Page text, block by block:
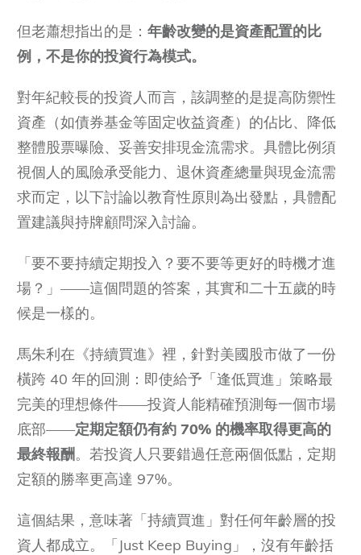
但老蕭想指出的是： 年齡改變的是資產配置的比
例，不是你的投資行為模式。
對年紀較長的投資人而言，該調整的是提高防禦性
資產（如債券基金等固定收益資產）的佔比、降低
整體股票曝險、妥善安排現金流需求。具體比例須
視個人的風險承受能力、退休資產總量與現金流需
求而定，以下討論以教育性原則為出發點，具體配
置建議與持牌顧問深入討論。
「要不要持續定期投入？要不要等更好的時機才進
場？」——這個問題的答案，其實和二十五歲的時
候是一樣的。
馬朱利在《持續買進》裡，針對美國股市做了一份
橫跨 40 年的回測：即使給予「逢低買進」策略最
完美的理想條件——投資人能精確預測每一個市場
底部——定期定額仍有約 70% 的機率取得更高的
最終報酬。若投資人只要錯過任意兩個低點，定期
定額的勝率更高達 97%。
這個結果，意味著「持續買進」對任何年齡層的投
資人都成立。「Just Keep Buying」，沒有年齡括